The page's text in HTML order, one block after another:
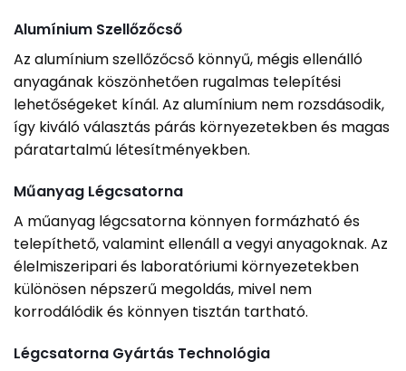
Alumínium Szellőzőcső
Az alumínium szellőzőcső könnyű, mégis ellenálló
anyagának köszönhetően rugalmas telepítési
lehetőségeket kínál. Az alumínium nem rozsdásodik,
így kiváló választás párás környezetekben és magas
páratartalmú létesítményekben.
Műanyag Légcsatorna
A műanyag légcsatorna könnyen formázható és
telepíthető, valamint ellenáll a vegyi anyagoknak. Az
élelmiszeripari és laboratóriumi környezetekben
különösen népszerű megoldás, mivel nem
korrodálódik és könnyen tisztán tartható.
Légcsatorna Gyártás Technológia